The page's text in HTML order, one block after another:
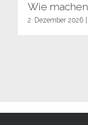
Wie
2. Dezember 2026